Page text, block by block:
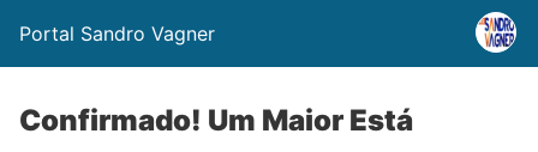
Portal Sandro Vagner
Confirmado! Um Maior Está